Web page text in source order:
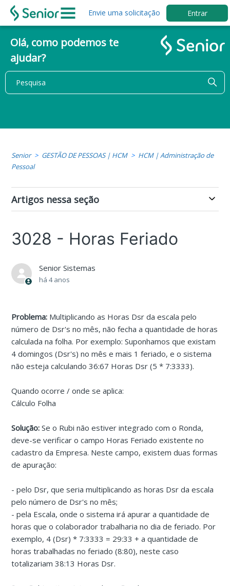
Envie uma solicitação Entrar
Olá, como podemos te
ajudar?
Senior GESTÃO DE PESSOAS | HCM
HCM | Administração de
Pessoal
Artigos nessa seção
3028 - Horas Feriado
Senior Sistemas
há 4 anos
Problema: Multiplicando as Horas Dsr da escala pelo
número de Dsr's no mês, não fecha a quantidade de horas
calculada na folha. Por exemplo: Suponhamos que existam
4 domingos (Dsr's) no mês e mais 1 feriado, e o sistema
não esteja calculando 36:67 Horas Dsr (5 * 7:3333).
Quando ocorre / onde se aplica:
Cálculo Folha
Solução:Se o Rubi não estiver integrado com o Ronda,
deve-se verificar o campo Horas Feriado existente no
cadastro da Empresa. Neste campo, existem duas formas
de apuração:
- pelo Dsr, que seria multiplicando as horas Dsr da escala
pelo número de Dsr's no mês;
- pela Escala, onde o sistema irá apurar a quantidade de
horas que o colaborador trabalharia no dia de feriado. Por
exemplo, 4 (Dsr) * 7:3333 = 29:33 + a quantidade de
horas trabalhadas no feriado (8:80), neste caso
totalizariam 38:13 Horas Dsr.